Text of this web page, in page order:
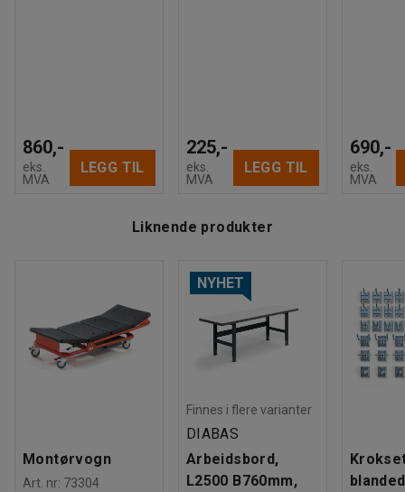
860,-
eks.
MVA
LEGG TIL
225,-
eks.
MVA
LEGG TIL
690,-
eks.
MVA
Liknende produkter
Montørvogn
Art. nr: 73304
NYHET
Finnes i flere varianter
DIABAS
Arbeidsbord,
L2500 B760mm,